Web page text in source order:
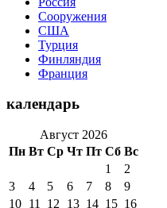
Сооружения
США
Турция
Финляндия
Франция
календарь
Август 2026
Пн Вт Ср Чт Пт Сб Вс
1
2
3
4 5 6 7 8
9
10 11 12 13 14 15 16